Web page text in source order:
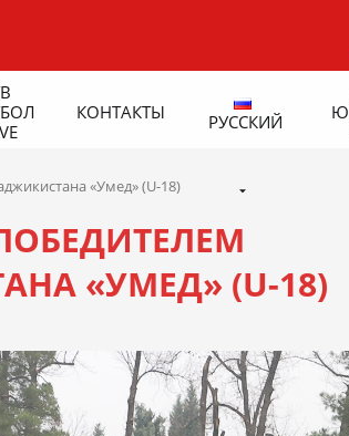
КОНТАКТЫ РУССКИЙ
«Умед» (U-18)
«УМЕД» (U-18)